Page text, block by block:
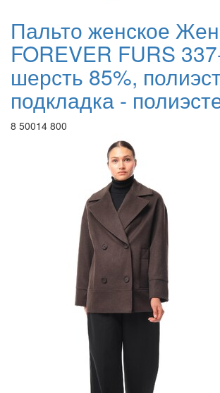
Пальто женское Жен
FOREVER FURS
шерсть 85%,
подкладка -
8 50014 800